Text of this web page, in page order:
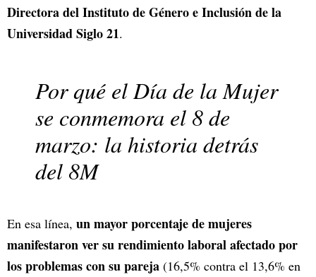
Directora del Instituto de Género e Inclusión de la
Universidad Siglo 21.
Por qué el Día de la Mujer
se conmemora el 8 de
marzo: la historia detrás
del 8M
En esa línea, un mayor porcentaje de mujeres
manifestaron ver su rendimiento laboral afectado por
los problemas con su pareja (16,5% contra el 13,6% en